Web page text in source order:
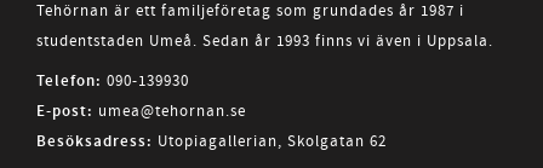
Tehörnan är ett familjeföretag som grundades år 1987 i
studentstaden Umeå. Sedan år 1993 finns vi även i Uppsala.
Telefon: 090-139930
E-post: umea@tehornan.se
Besöksadress: Utopiagallerian, Skolgatan 62